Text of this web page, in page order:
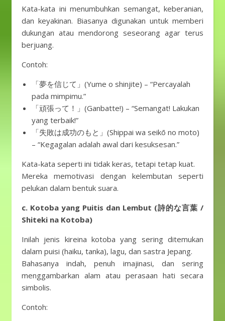
Kata-kata ini menumbuhkan semangat, keberanian,
dan keyakinan. Biasanya digunakan untuk memberi
dukungan atau mendorong seseorang agar terus
berjuang.
Contoh:
「夢を信じて」(Yume o shinjite) – “Percayalah
pada mimpimu.”
「頑張って！」(Ganbatte!) – “Semangat! Lakukan
yang terbaik!”
「失敗は成功のもと」(Shippai wa seikō no moto)
– “Kegagalan adalah awal dari kesuksesan.”
Kata-kata seperti ini tidak keras, tetapi tetap kuat.
Mereka memotivasi dengan kelembutan seperti
pelukan dalam bentuk suara.
c. Kotoba yang Puitis dan Lembut (詩的な言葉 /
Shiteki na Kotoba)
Inilah jenis kireina kotoba yang sering ditemukan
dalam puisi (haiku, tanka), lagu, dan sastra Jepang.
Bahasanya indah, penuh imajinasi, dan sering
menggambarkan alam atau perasaan hati secara
simbolis.
Contoh: